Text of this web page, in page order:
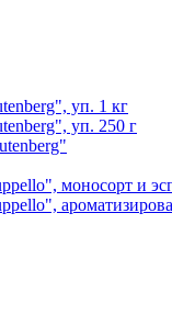
уп. 1 кг
уп. 250 г
моносорт и